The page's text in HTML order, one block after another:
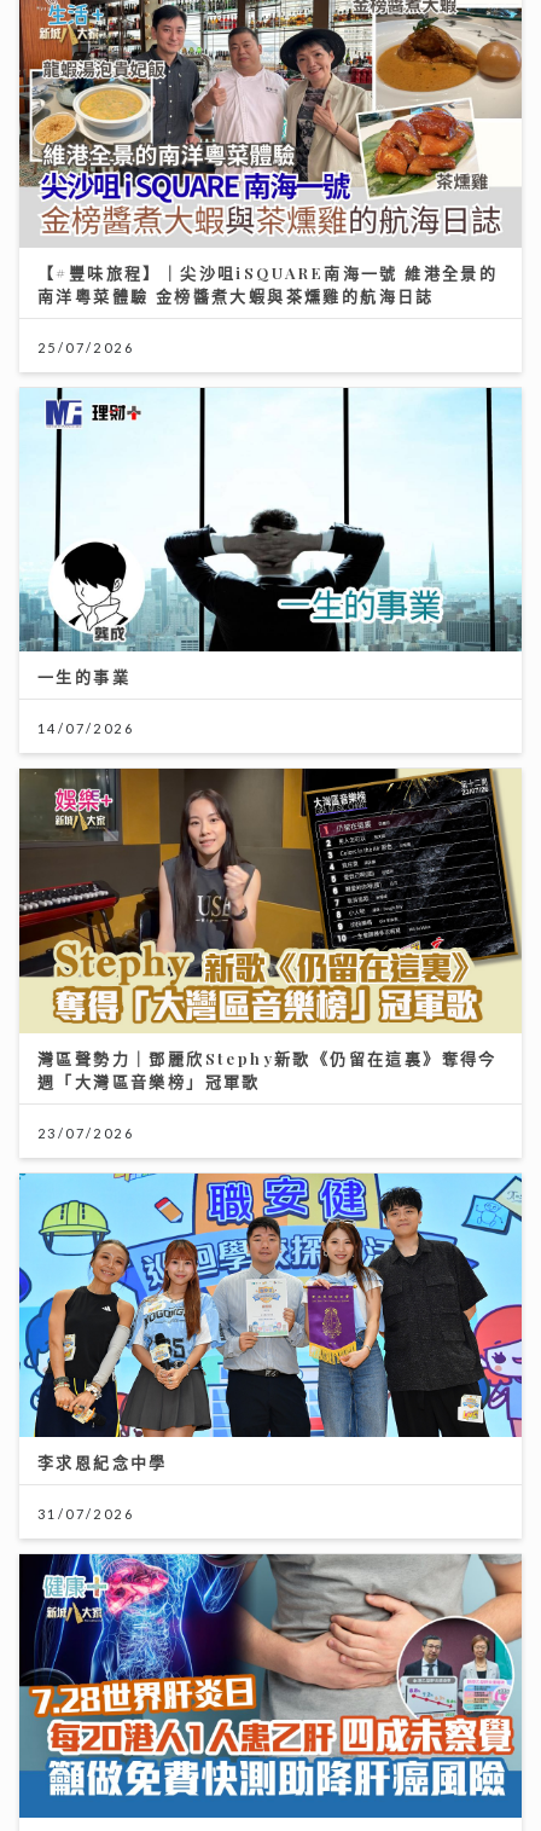
【#豐味旅程】｜尖沙咀iSQUARE南海一號 維港全景的
南洋粵菜體驗 金榜醬煮大蝦與茶燻雞的航海日誌
25/07/2026
一生的事業
14/07/2026
灣區聲勢力｜鄧麗欣Stephy新歌《仍留在這裏》奪得今
週「大灣區音樂榜」冠軍歌
23/07/2026
李求恩紀念中學
31/07/2026